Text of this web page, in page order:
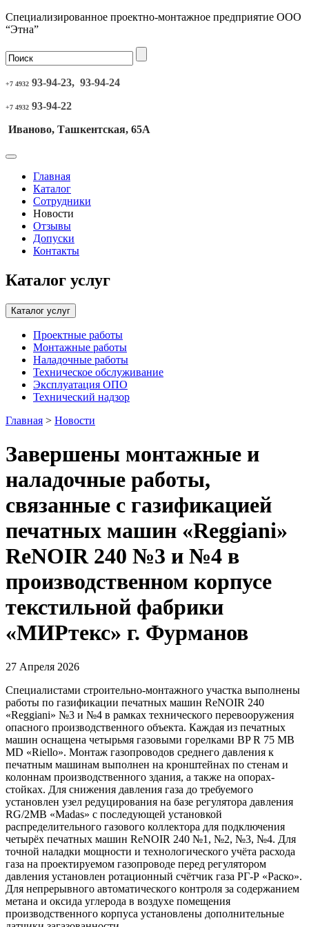
Специализированное проектно-монтажное предприятие ООО
“Этна”
+7 4932 93-94-23, 93-94-24
+7 4932 93-94-22
Иваново, Ташкентская, 65А
Главная
Каталог
Сотрудники
Новости
Отзывы
Допуски
Контакты
Каталог услуг
Каталог услуг
Проектные работы
Монтажные работы
Наладочные работы
Техническое обслуживание
Эксплуатация ОПО
Технический надзор
Главная > Новости
Завершены монтажные и
наладочные работы,
связанные с газификацией
печатных машин «Reggiani»
ReNOIR 240 №3 и №4 в
производственном корпусе
текстильной фабрики
«МИРтекс» г. Фурманов
27 Апреля 2026
Специалистами строительно-монтажного участка выполнены
работы по газификации печатных машин ReNOIR 240
«Reggiani» №3 и №4 в рамках технического перевооружения
опасного производственного объекта. Каждая из печатных
машин оснащена четырьмя газовыми горелками BP R 75 MB
MD «Riello». Монтаж газопроводов среднего давления к
печатным машинам выполнен на кронштейнах по стенам и
колоннам производственного здания, а также на опорах-
стойках. Для снижения давления газа до требуемого
установлен узел редуцирования на базе регулятора давления
RG/2MB «Madas» с последующей установкой
распределительного газового коллектора для подключения
четырёх печатных машин ReNOIR 240 №1, №2, №3, №4. Для
точной наладки мощности и технологического учёта расхода
газа на проектируемом газопроводе перед регулятором
давления установлен ротационный счётчик газа РГ-Р «Раско».
Для непрерывного автоматического контроля за содержанием
метана и оксида углерода в воздухе помещения
производственного корпуса установлены дополнительные